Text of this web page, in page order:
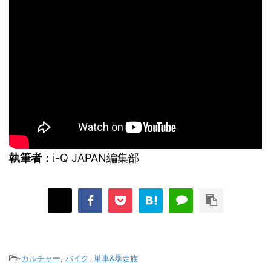
執筆者： i-Q JAPAN編集部
-カルチャー, バイク, 単車&暴走族